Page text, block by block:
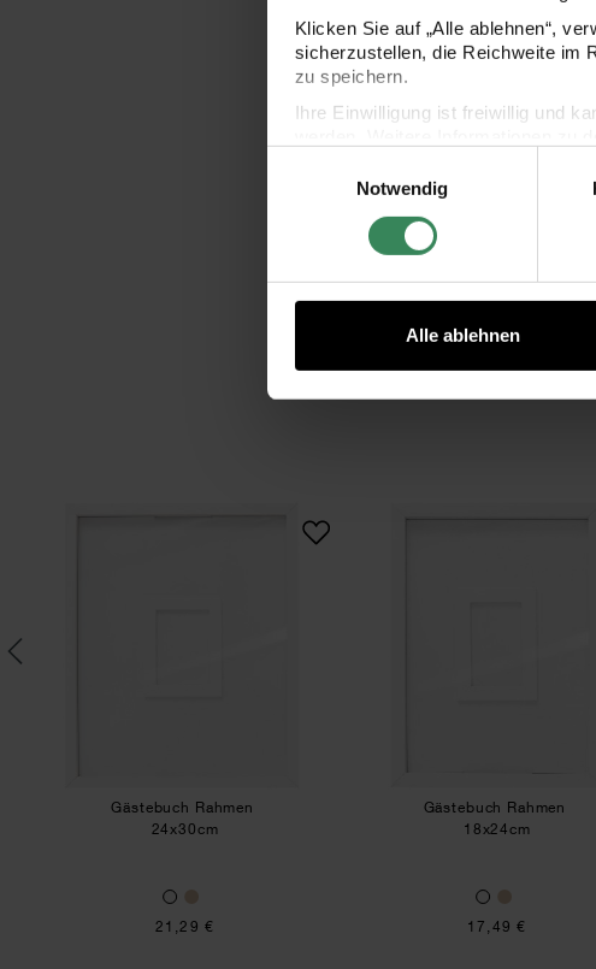
Klicken Sie auf „Alle ablehnen“,
sicherzustellen, die Reichweite im
zu speichern.
Ihre Einwilligung ist freiwillig und
Impressum
Datenschutz
Notwendig
Alle ablehnen
weiß 50x19mm 20 Stück
Gästebuch Rahmen
24x30cm
21,29 €
Gästebuch Rahmen
18x24cm
17,49 €